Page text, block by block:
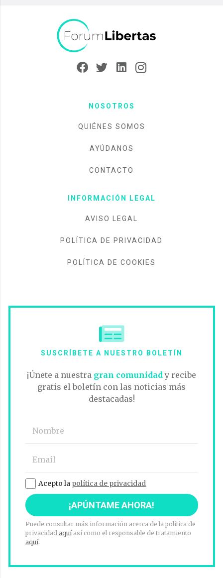
NOSOTROS
QUIÉNES SOMOS
AYÚDANOS
CONTACTO
INFORMACIÓN LEGAL
AVISO LEGAL
POLÍTICA DE PRIVACIDAD
POLÍTICA DE COOKIES
SUSCRÍBETE A NUESTRO BOLETÍN
¡Únete a nuestra gran comunidady recibe
gratis el boletín con las noticias más
destacadas!
Acepto la política de privacidad
Puede consultar más información acerca de la política de
privacidad aquíasí como el responsable de tratamiento
aquí.